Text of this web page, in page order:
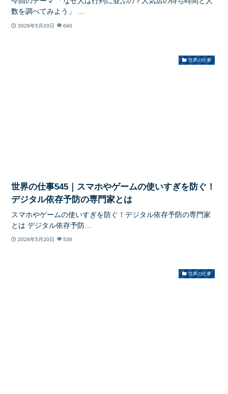
数を調べてみよう」 …
2026年5月20日 640
世界の仕事
世界の仕事545｜スマホやゲームの使いすぎを防ぐ！
デジタル依存予防の専門家とは
スマホやゲームの使いすぎを防ぐ！デジタル依存予防の専門家
とは デジタル依存予防…
2026年5月20日 536
世界の仕事